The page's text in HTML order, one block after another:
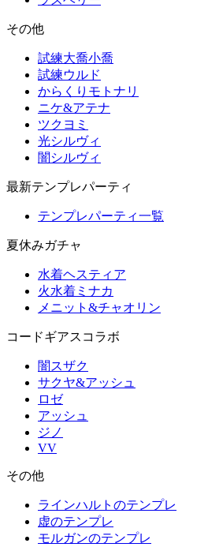
その他
試練大喬小喬
試練ウルド
からくりモトナリ
ニケ&アテナ
ツクヨミ
光シルヴィ
闇シルヴィ
最新テンプレパーティ
テンプレパーティ一覧
夏休みガチャ
水着ヘスティア
火水着ミナカ
メニット&チャオリン
コードギアスコラボ
闇スザク
サクヤ&アッシュ
ロゼ
アッシュ
ジノ
VV
その他
ラインハルトのテンプレ
虚のテンプレ
モルガンのテンプレ